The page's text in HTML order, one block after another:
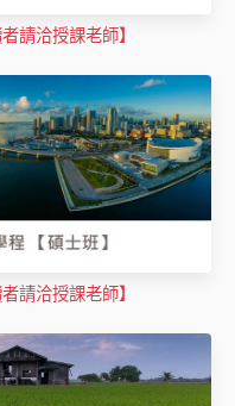
請洽授課老師】
請洽授課老師】